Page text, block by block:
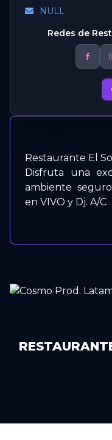
NULL
Redes de
Restaurante El
Disfruta una
ambiente
en VIVO y Dj. A/C